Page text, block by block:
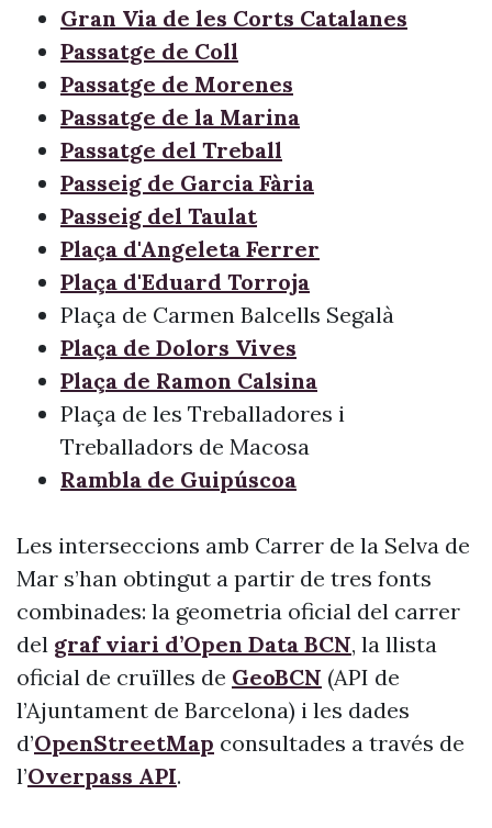
Gran Via de les Corts Catalanes
Passatge de Coll
Passatge de Morenes
Passatge de la Marina
Passatge del Treball
Passeig de Garcia Fària
Passeig del Taulat
Plaça d'Angeleta Ferrer
Plaça d'Eduard Torroja
Plaça de Carmen Balcells Segalà
Plaça de Dolors Vives
Plaça de Ramon Calsina
Plaça de les Treballadores i
Treballadors de Macosa
Rambla de Guipúscoa
Les interseccions amb Carrer de la Selva de
Mar s’han obtingut a partir de tres fonts
combinades: la geometria oficial del carrer
del graf viari d’Open Data BCN, la llista
oficial de cruïlles de GeoBCN (API de
l’Ajuntament de Barcelona) i les dades
d’OpenStreetMap consultades a través de
l’Overpass API.